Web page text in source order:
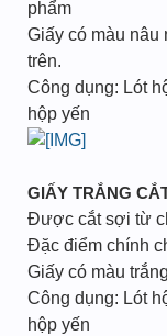
phẩm
Giấy có màu nâu
trên.
Công dụng: Lót
hộp yến
GIẤY TRẮNG
Được cắt sợi từ
Đặc điểm chính
Giấy có màu
Công dụng: Lót
hộp yến